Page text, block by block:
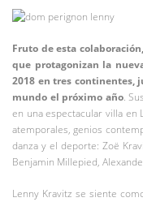
Fruto de esta
que protagonizan la
2018 en tres continentes,
mundo el próximo año.
en una espectacular villa en
atemporales, genios
danza y el deporte: Zoë
Benjamin Millepied,
Lenny Kravitz se siente